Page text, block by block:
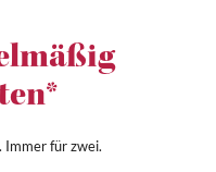
für zwei.